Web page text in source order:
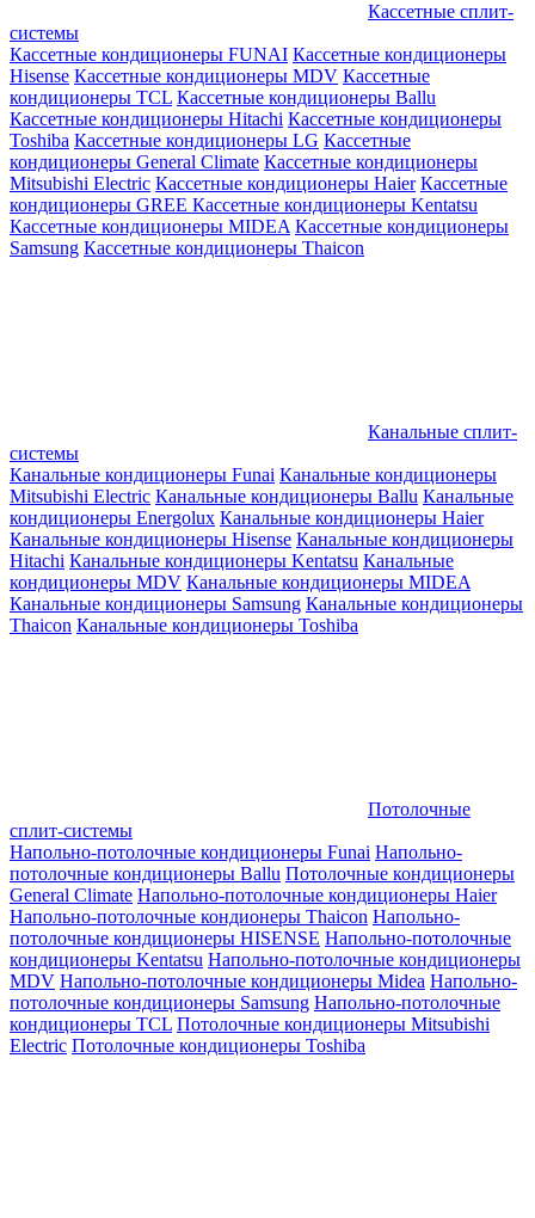
Кассетные сплит-
системы
Кассетные кондиционеры FUNAI Кассетные кондиционеры
Hisense Кассетные кондиционеры MDV Кассетные
кондиционеры TCL Кассетные кондиционеры Ballu
Кассетные кондиционеры Hitachi Кассетные кондиционеры
Toshiba Кассетные кондиционеры LG Кассетные
кондиционеры General Climate Кассетные кондиционеры
Mitsubishi Electric Кассетные кондиционеры Haier Кассетные
кондиционеры GREE Кассетные кондиционеры Kentatsu
Кассетные кондиционеры MIDEA Кассетные кондиционеры
Samsung Кассетные кондиционеры Thaicon
Канальные сплит-
системы
Канальные кондиционеры Funai Канальные кондиционеры
Mitsubishi Electric Канальные кондиционеры Ballu Канальные
кондиционеры Energolux Канальные кондиционеры Haier
Канальные кондиционеры Hisense Канальные кондиционеры
Hitachi Канальные кондиционеры Kentatsu Канальные
кондиционеры MDV Канальные кондиционеры MIDEA
Канальные кондиционеры Samsung Канальные кондиционеры
Thaicon Канальные кондиционеры Toshiba
Потолочные
сплит-системы
Напольно-потолочные кондиционеры Funai Напольно-
потолочные кондиционеры Ballu Потолочные кондиционеры
General Climate Напольно-потолочные кондиционеры Haier
Напольно-потолочные кондионеры Thaicon Напольно-
потолочные кондиционеры HISENSE Напольно-потолочные
кондиционеры Kentatsu Напольно-потолочные кондиционеры
MDV Напольно-потолочные кондиционеры Midea Напольно-
потолочные кондиционеры Samsung Напольно-потолочные
кондиционеры TCL Потолочные кондиционеры Mitsubishi
Electric Потолочные кондиционеры Toshiba